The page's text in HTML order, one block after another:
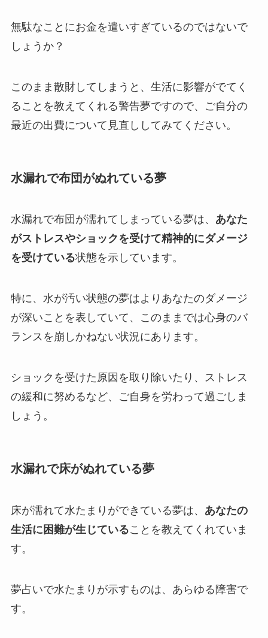
無駄なことにお金を遣いすぎているのではないで
しょうか？
このまま散財してしまうと、生活に影響がでてく
ることを教えてくれる警告夢ですので、ご自分の
最近の出費について見直ししてみてください。
水漏れで布団がぬれている夢
水漏れで布団が濡れてしまっている夢は、 あなた
がストレスやショックを受けて精神的にダメージ
を受けている状態を示しています。
特に、水が汚い状態の夢はよりあなたのダメージ
が深いことを表していて、このままでは心身のバ
ランスを崩しかねない状況にあります。
ショックを受けた原因を取り除いたり、ストレス
の緩和に努めるなど、ご自身を労わって過ごしま
しょう。
水漏れで床がぬれている夢
床が濡れて水たまりができている夢は、 あなたの
生活に困難が生じていることを教えてくれていま
す。
夢占いで水たまりが示すものは、あらゆる障害で
す。